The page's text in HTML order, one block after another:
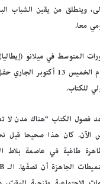
وينطلق من يقين الشباب
معا.
المتوسط في ميلانو
وقد نظّمت له الدار يوم
للكتاب.
فصول الكتاب “هناك مدن لا
الآن. كان هذا صحيحا قبل
طاغية في عاصمة بلاط